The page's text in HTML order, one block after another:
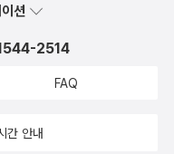
션
2514
FAQ
간 안내